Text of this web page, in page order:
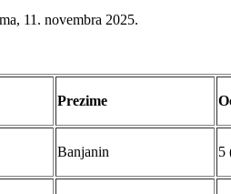
11. novembra 2025.
Prezime
Banjanin 5